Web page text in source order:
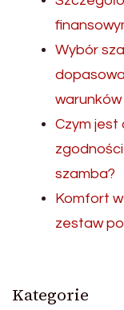
Wybór
warunków
Czym jest
szamba?
Komfort
zestaw
Kategorie